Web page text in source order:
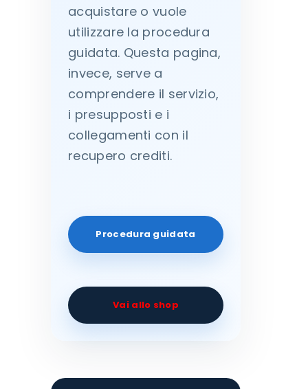
acquistare o vuole
utilizzare la procedura
guidata. Questa pagina,
invece, serve a
comprendere il servizio,
i presupposti e i
collegamenti con il
recupero crediti.
Procedura guidata
Vai allo shop